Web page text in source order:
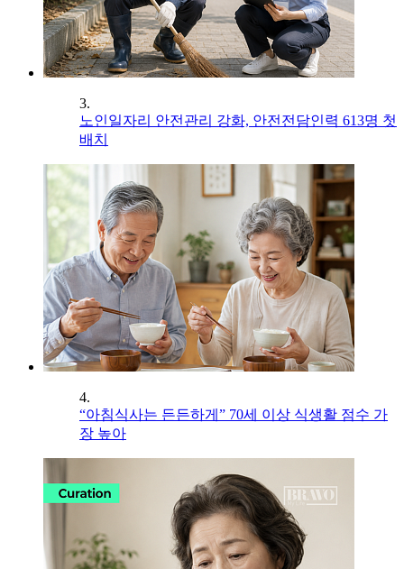
3.
노인일자리 안전관리 강화, 안전전담인력 613명 첫
배치
4.
“아침식사는 든든하게” 70세 이상 식생활 점수 가
장 높아